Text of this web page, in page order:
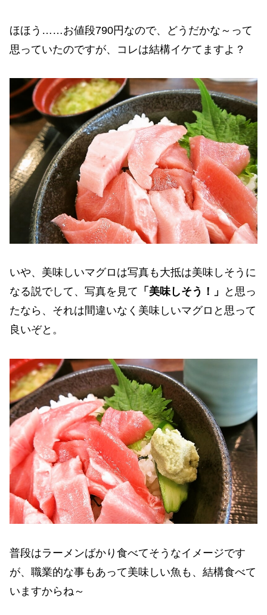
ほほう……お値段790円なので、どうだかな～って
思っていたのですが、コレは結構イケてますよ？
いや、美味しいマグロは写真も大抵は美味しそうに
なる説でして、写真を見て 「美味しそう！」
と思っ
たなら、それは間違いなく美味しいマグロと思って
良いぞと。
普段はラーメンばかり食べてそうなイメージです
が、職業的な事もあって美味しい魚も、結構食べて
いますからね～